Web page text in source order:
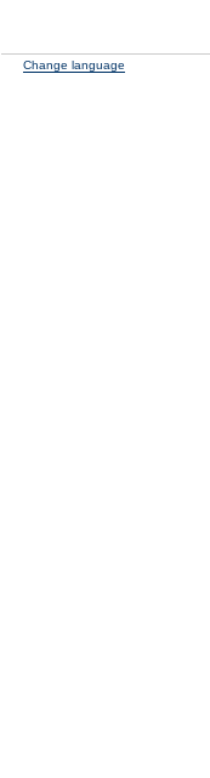
Change language